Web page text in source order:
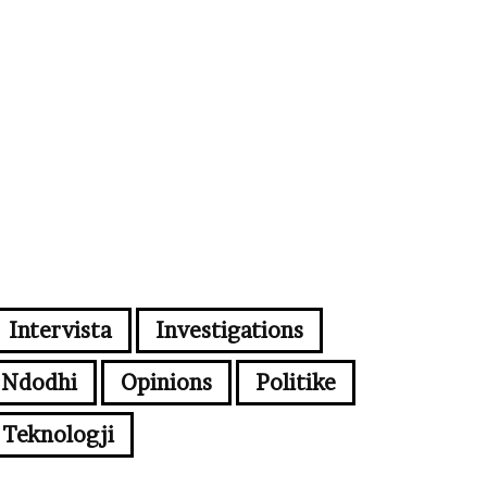
Intervista
Investigations
Ndodhi Opinions
Politike
Teknologji